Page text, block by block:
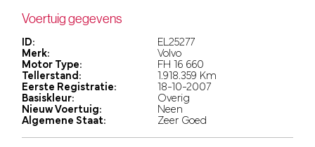
Voertuig gegevens
ID:
EL25277
Merk:
Volvo
Motor Type:
FH 16 660
Tellerstand:
1.918.359 Km
Eerste Registratie:
18-10-2007
Basiskleur:
Overig
Nieuw Voertuig:
Neen
Algemene Staat:
Zeer Goed